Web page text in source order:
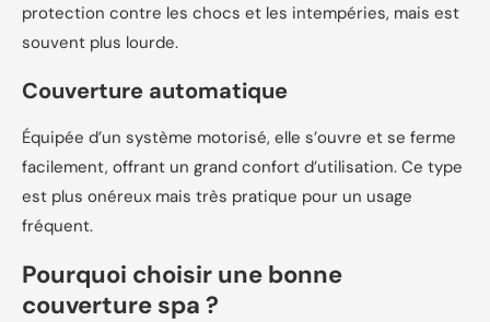
protection contre les chocs et les intempéries, mais est
souvent plus lourde.
Couverture automatique
Équipée d’un système motorisé, elle s’ouvre et se ferme
facilement, offrant un grand confort d’utilisation. Ce type
est plus onéreux mais très pratique pour un usage
fréquent.
Pourquoi choisir une bonne
couverture spa ?